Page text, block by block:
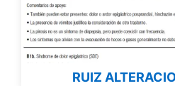
RUIZ